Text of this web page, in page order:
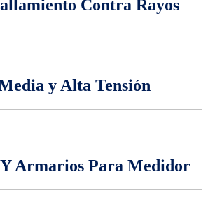
Contra Rayos
y Alta Tensión
Armarios Para Medidor